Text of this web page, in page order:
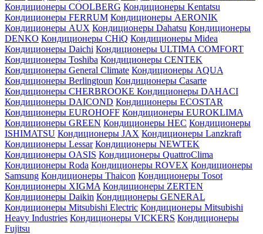
Кондиционеры СOOLBERG Кондиционеры Kentatsu
Кондиционеры FERRUM Кондиционеры AERONIK
Кондиционеры AUX Кондиционеры Dahatsu Кондиционеры
DENKO Кондиционеры CHiQ Кондиционеры Midea
Кондиционеры Daichi Кондиционеры ULTIMA COMFORT
Кондиционеры Toshiba Кондиционеры CENTEK
Кондиционеры General Climate Кондиционеры AQUA
Кондиционеры Berlingtoun Кондиционеры Casarte
Кондиционеры CHERBROOKE Кондиционеры DAHACI
Кондиционеры DAICOND Кондиционеры ECOSTAR
Кондиционеры EUROHOFF Кондиционеры EUROKLIMA
Кондиционеры GREEN Кондиционеры HEC Кондиционеры
ISHIMATSU Кондиционеры JAX Кондиционеры Lanzkraft
Кондиционеры Lessar Кондиционеры NEWTEK
Кондиционеры OASIS Кондиционеры QuattroClima
Кондиционеры Roda Кондиционеры ROVEX Кондиционеры
Samsung Кондиционеры Thaicon Кондиционеры Tosot
Кондиционеры XIGMA Кондиционеры ZERTEN
Кондиционеры Daikin Кондиционеры GENERAL
Кондиционеры Mitsubishi Electric Кондиционеры Mitsubishi
Heavy Industries Кондиционеры VICKERS Кондиционеры
Fujitsu